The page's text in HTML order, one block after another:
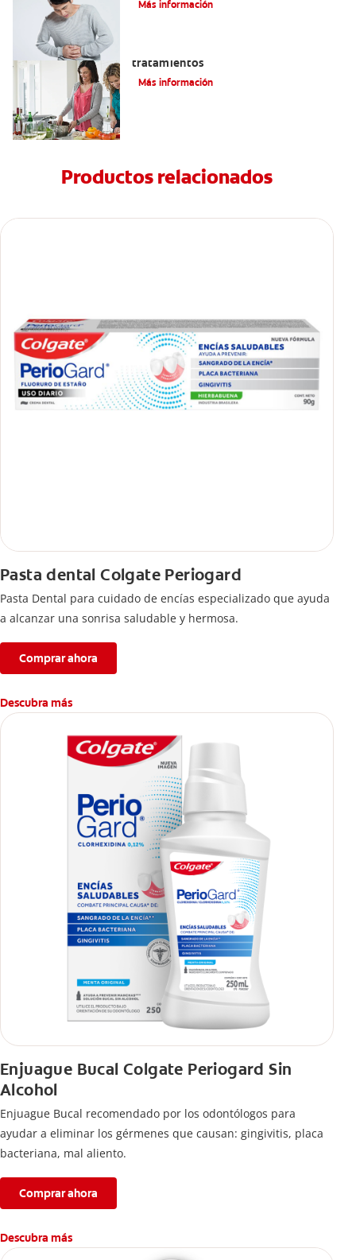
Más información
tratamientos
Más información
Productos relacionados
Pasta dental Colgate Periogard
Pasta Dental para cuidado de encías especializado que ayuda
a alcanzar una sonrisa saludable y hermosa.
Comprar ahora
Descubra más
Enjuague Bucal Colgate Periogard Sin
Alcohol
Enjuague Bucal recomendado por los odontólogos para
ayudar a eliminar los gérmenes que causan: gingivitis, placa
bacteriana, mal aliento.
Comprar ahora
Descubra más